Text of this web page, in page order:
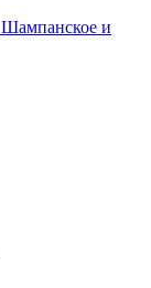
Шампанское и